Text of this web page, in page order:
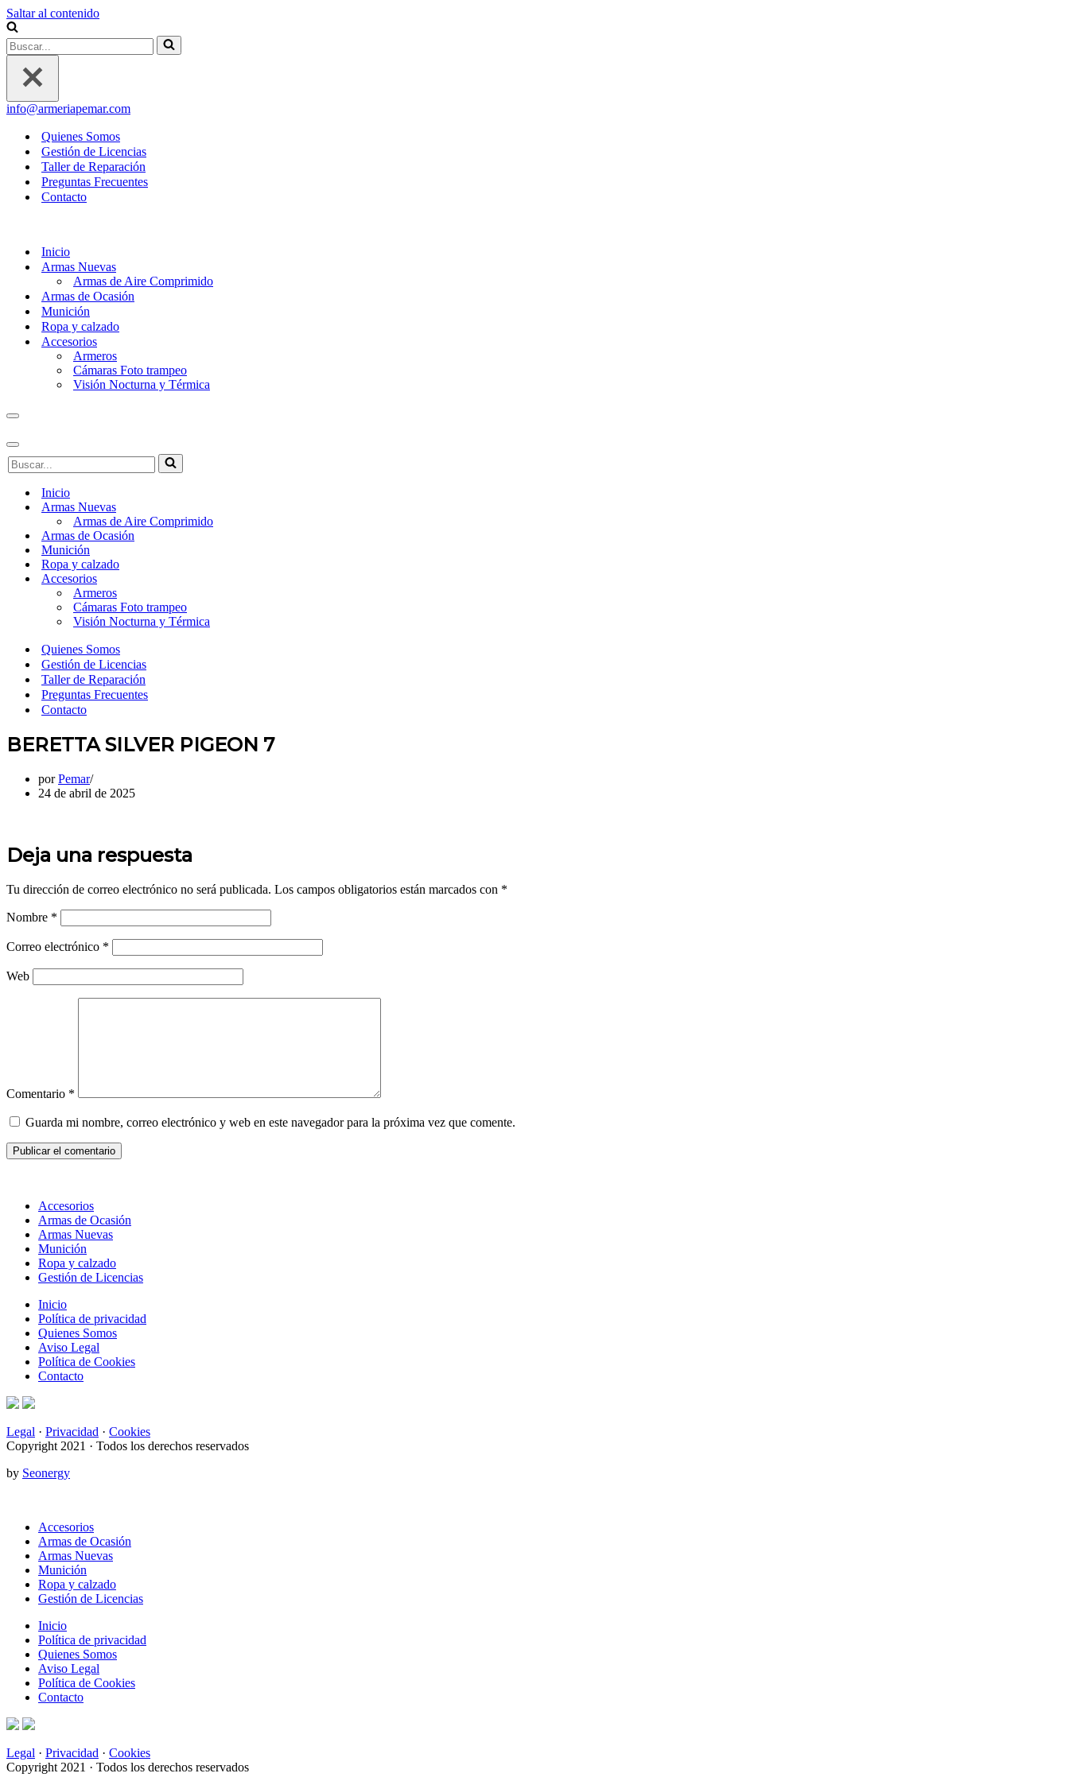
Saltar al contenido
Buscar...
info@armeriapemar.com
Quienes Somos
Gestión de Licencias
Taller de Reparación
Preguntas Frecuentes
Contacto
Inicio
Armas Nuevas
Armas de Aire Comprimido
Armas de Ocasión
Munición
Ropa y calzado
Accesorios
Armeros
Cámaras Foto trampeo
Visión Nocturna y Térmica
Menú
navegación
Menú
de
navegación
Buscar...
Inicio
Armas Nuevas
Armas de Aire Comprimido
Armas de Ocasión
Munición
Ropa y calzado
Accesorios
Armeros
Cámaras Foto trampeo
Visión Nocturna y Térmica
Quienes Somos
Gestión de Licencias
Taller de Reparación
Preguntas Frecuentes
Contacto
BERETTA SILVER PIGEON 7
porPemar
24 de abril de 2025
Deja una respuesta
Tu dirección de correo electrónico no será publicada. Los campos obligatorios están marcados con *
Nombre *
Correo electrónico *
Web
Comentario *
Guarda mi nombre, correo electrónico y web en este navegador para la próxima vez que comente.
Accesorios
Armas de Ocasión
Armas Nuevas
Munición
Ropa y calzado
Gestión de Licencias
Inicio
Política de privacidad
Quienes Somos
Aviso Legal
Política de Cookies
Contacto
Legal · Privacidad · Cookies
Copyright 2021 · Todos los derechos reservados
by Seonergy
Accesorios
Armas de Ocasión
Armas Nuevas
Munición
Ropa y calzado
Gestión de Licencias
Inicio
Política de privacidad
Quienes Somos
Aviso Legal
Política de Cookies
Contacto
Legal · Privacidad · Cookies
Copyright 2021 · Todos los derechos reservados